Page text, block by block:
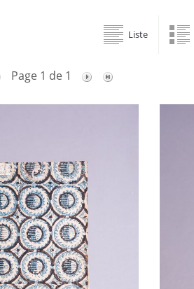
Liste
Page 1 de 1